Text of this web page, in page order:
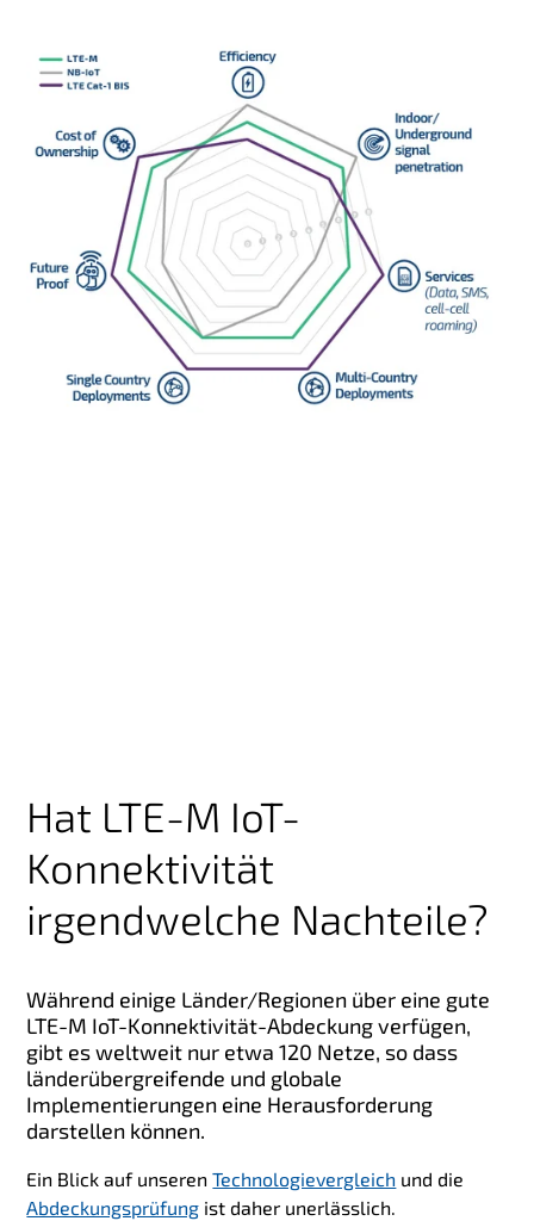
Hat LTE-M IoT-
Konnektivität
irgendwelche Nachteile?
Während einige Länder/Regionen über eine gute
LTE-M IoT-Konnektivität-Abdeckung verfügen,
gibt es weltweit nur etwa 120 Netze, so dass
länderübergreifende und globale
Implementierungen eine Herausforderung
darstellen können.
Ein Blick auf unserenTechnologievergleich und die
Abdeckungsprüfung ist daher unerlässlich.